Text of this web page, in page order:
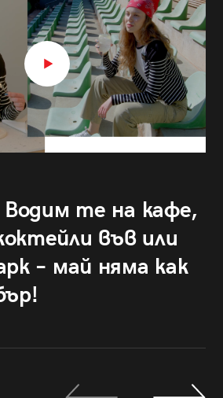
Водим те на кафе,
във или
– май няма как